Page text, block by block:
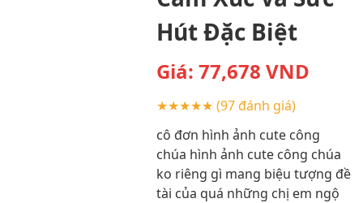
Hút Đặc Biệt
Giá: 77,678 VND
★★★★★ (97 đánh giá)
cô đơn hình ảnh cute công
chúa hình ảnh cute công chúa
ko riêng gì mang biệu tượng đề
tài của quá những chị em ngộ